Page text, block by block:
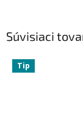
Súvisiaci
Tip